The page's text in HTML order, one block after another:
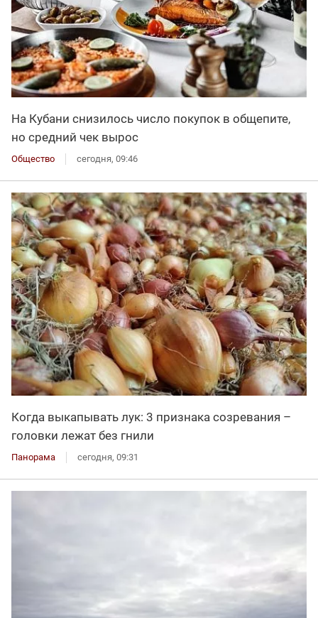
На Кубани снизилось число покупок в общепите,
но средний чек вырос
Общество сегодня, 09:46
Когда выкапывать лук: 3 признака созревания –
головки лежат без гнили
Панорама сегодня, 09:31